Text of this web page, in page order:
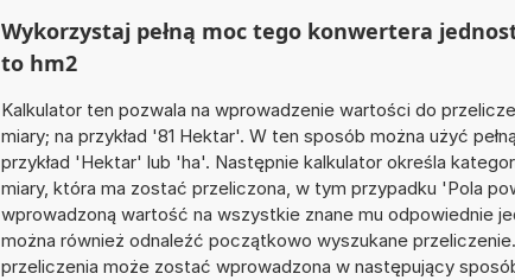
Wykorzystaj pełną moc tego konwertera
to hm2
Kalkulator ten pozwala na wprowadzenie wartości do
miary; na przykład '81 Hektar'. W ten sposób można użyć
przykład 'Hektar' lub 'ha'. Następnie kalkulator określa
miary, która ma zostać przeliczona, w tym przypadku 'Pola
wprowadzoną wartość na wszystkie znane mu odpowiednie
można również odnaleźć początkowo wyszukane
przeliczenia może zostać wprowadzona w następujący